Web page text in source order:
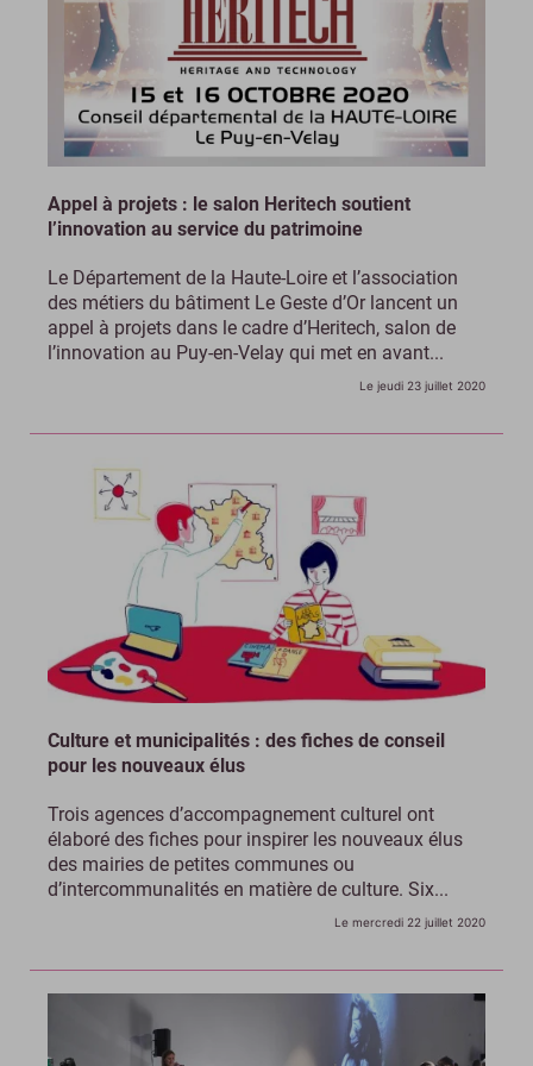
Appel à projets : le salon Heritech soutient
l’innovation au service du patrimoine
Le Département de la Haute-Loire et l’association
des métiers du bâtiment Le Geste d’Or lancent un
appel à projets dans le cadre d’Heritech, salon de
l’innovation au Puy-en-Velay qui met en avant...
Le jeudi 23 juillet 2020
Culture et municipalités : des fiches de conseil
pour les nouveaux élus
Trois agences d’accompagnement culturel ont
élaboré des fiches pour inspirer les nouveaux élus
des mairies de petites communes ou
d’intercommunalités en matière de culture. Six...
Le mercredi 22 juillet 2020